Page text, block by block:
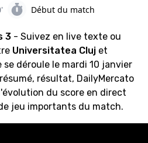
Début du match
3 - Suivez en live texte ou
Universitatea Cluj et
se déroule le mardi 10 janvier
résultat, DailyMercato
du score en direct
jeu importants du match.